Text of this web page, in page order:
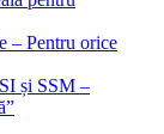
– Pentru orice
și SSM –